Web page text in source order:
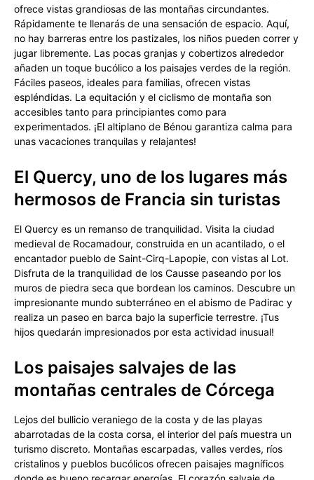
ofrece vistas grandiosas de las montañas circundantes.
Rápidamente te llenarás de una sensación de espacio. Aquí,
no hay barreras entre los pastizales, los niños pueden correr y
jugar libremente. Las pocas granjas y cobertizos alrededor
añaden un toque bucólico a los paisajes verdes de la región.
Fáciles paseos, ideales para familias, ofrecen vistas
espléndidas. La equitación y el ciclismo de montaña son
accesibles tanto para principiantes como para
experimentados. ¡El altiplano de Bénou garantiza calma para
unas vacaciones tranquilas y relajantes!
El Quercy, uno de los lugares más
hermosos de Francia sin turistas
El Quercy es un remanso de tranquilidad. Visita la ciudad
medieval de Rocamadour, construida en un acantilado, o el
encantador pueblo de Saint-Cirq-Lapopie, con vistas al Lot.
Disfruta de la tranquilidad de los Causse paseando por los
muros de piedra seca que bordean los caminos. Descubre un
impresionante mundo subterráneo en el abismo de Padirac y
realiza un paseo en barca bajo la superficie terrestre. ¡Tus
hijos quedarán impresionados por esta actividad inusual!
Los paisajes salvajes de las
montañas centrales de Córcega
Lejos del bullicio veraniego de la costa y de las playas
abarrotadas de la costa corsa, el interior del país muestra un
turismo discreto. Montañas escarpadas, valles verdes, ríos
cristalinos y pueblos bucólicos ofrecen paisajes magníficos